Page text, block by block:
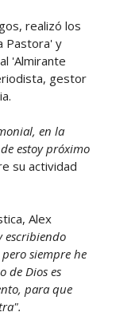
realizó los
Pastora' y
'Almirante
gestor
en la
estoy próximo
su actividad
Alex
escribiendo
siempre he
de Dios es
para que